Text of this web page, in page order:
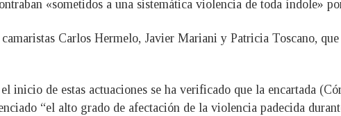
«sometidos a una sistemática violencia de toda índole»
Carlos Hermelo, Javier Mariani y Patricia Toscano,
inicio de estas actuaciones se ha verificado que la encartada
“el alto grado de afectación de la violencia padecida